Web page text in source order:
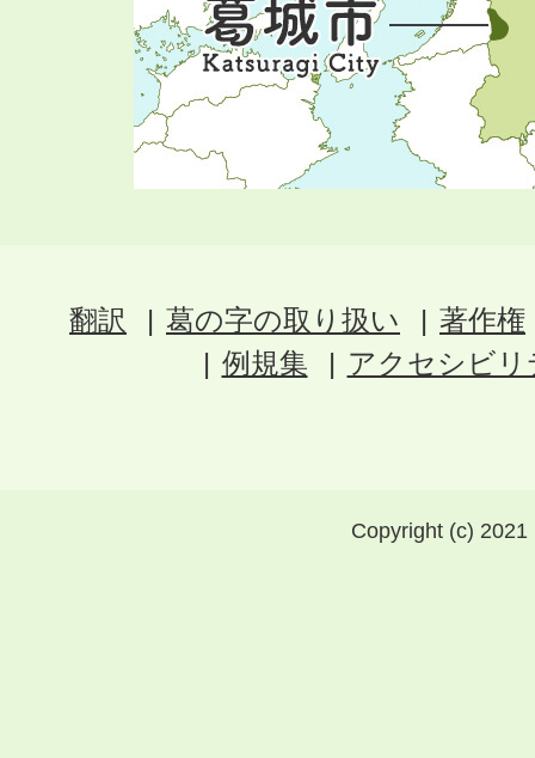
翻訳 葛の字の取り扱い
著作権
例規集
アクセシビ
Copyright (c)